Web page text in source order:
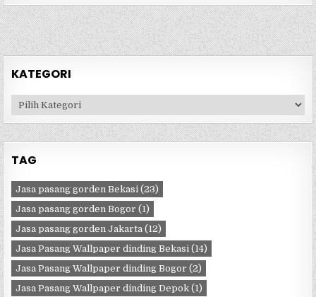
KATEGORI
Kategori
TAG
Jasa pasang gorden Bekasi (23)
Jasa pasang gorden Bogor (1)
Jasa pasang gorden Jakarta (12)
Jasa Pasang Wallpaper dinding Bekasi (14)
Jasa Pasang Wallpaper dinding Bogor (2)
Jasa Pasang Wallpaper dinding Depok (1)